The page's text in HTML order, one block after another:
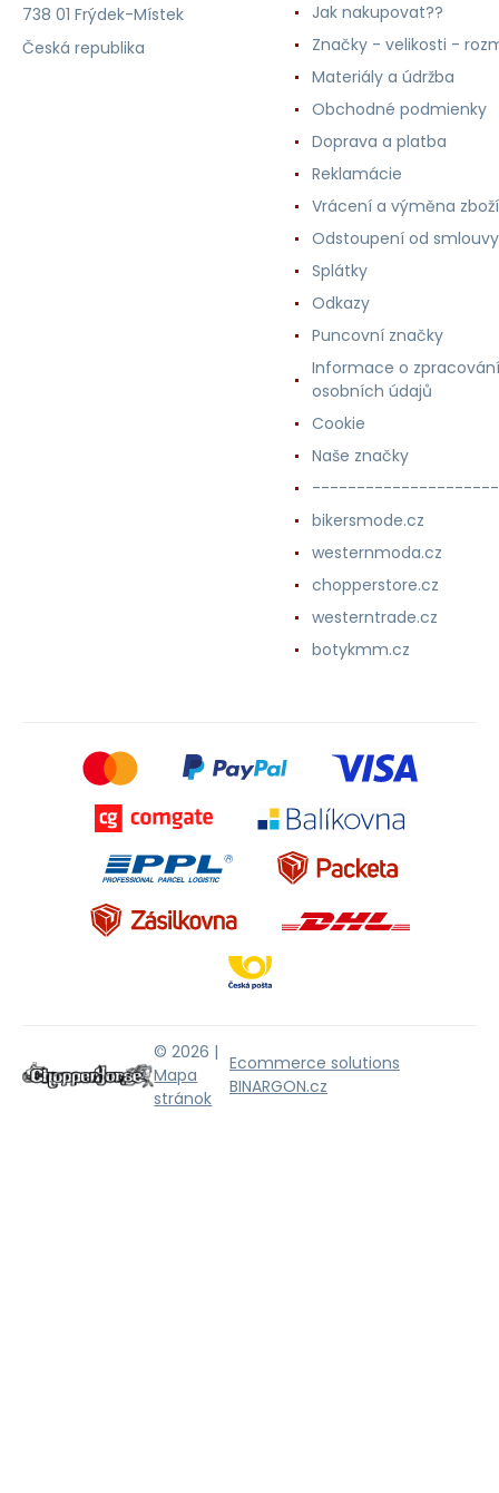
738 01 Frýdek-Místek
Česká republika
Jak nakupovat??
Značky - velikosti -
Materiály a údržba
Obchodné podmienky
Doprava a platba
Reklamácie
Vrácení a výměna zboží
Odstoupení od smlouvy
Splátky
Odkazy
Puncovní značky
Informace o zpracování
osobních údajů
Cookie
Naše značky
bikersmode.cz
westernmoda.cz
chopperstore.cz
westerntrade.cz
botykmm.cz
© 2026 |
Mapa
stránok
Ecommerce solutions
BINARGON.cz